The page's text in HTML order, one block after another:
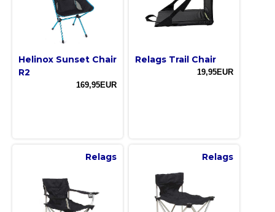
Helinox Sunset Chair
R2
169,95EUR
Relags Trail Chair
19,95EUR
Relags Relags